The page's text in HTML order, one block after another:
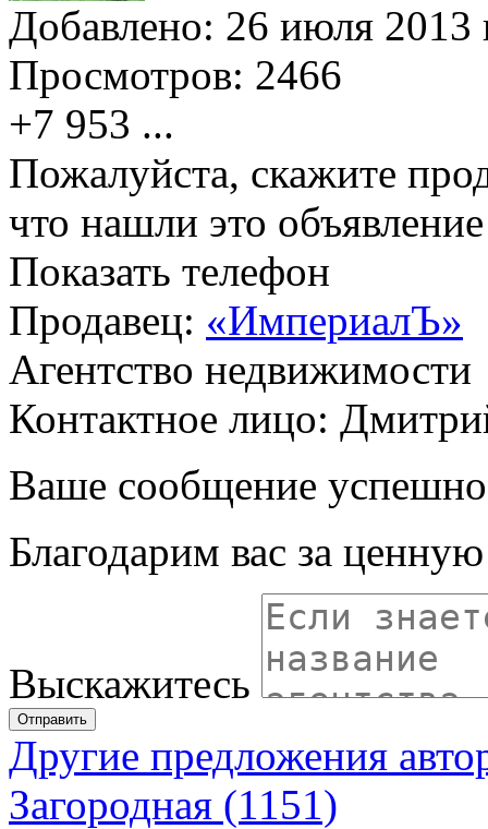
Добавлено: 26 июля 2013
Просмотров: 2466
+7 953 ...
Пожалуйста, скажите
что нашли это
Показать телефон
Продавец: «ИмпериалЪ»
Агентство недвижимости
Контактное лицо:
Ваше сообщение успешно
Благодарим вас за
Выскажитесь
Отправить
Другие предложения
Загородная (1151)